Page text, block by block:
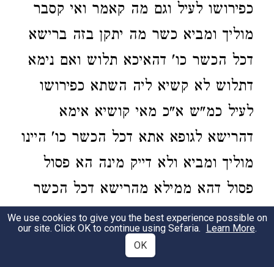
כפירושו לעיל וגם מה קאמר ואי קסבר
מוליך ומביא כשר מה יתקן בזה ברישא
דכל הכשר כו' דהאיכא תלוש ואם נימא
דתלוש לא קשיא ליה השתא כפירושו
לעיל כמ"ש א"כ מאי קושיא אימא
דהרישא לגופא אתא דכל הכשר כו' היינו
מוליך ומביא ולא דייק מינה הא פסול
פסול דהא ממילא מהרישא דכל הכשר
כו' לא תדייק הסיפא הא פסול פסול
דכה"ג מצינו בפ' בא סימן כל הכשר לדון
We use cookies to give you the best experience possible on
our site. Click OK to continue using Sefaria. Learn More.
OK